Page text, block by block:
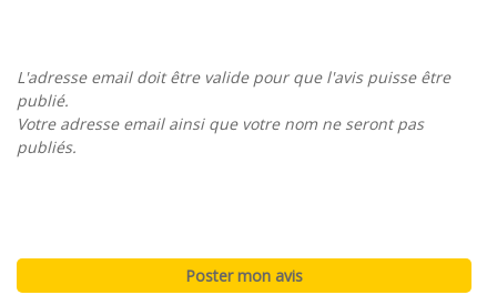
L'adresse email doit être valide pour que l'avis puisse être
publié.
Votre adresse email ainsi que votre nom ne seront pas
publiés.